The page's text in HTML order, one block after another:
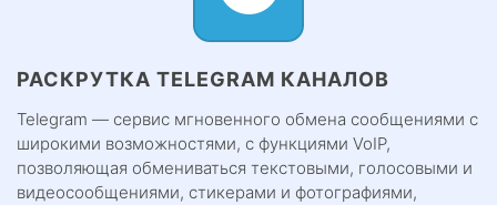
РАСКРУТКА TELEGRAM КАНАЛОВ
Telegram — сервис мгновенного обмена сообщениями с
широкими возможностями, с функциями VoIP,
позволяющая обмениваться текстовыми, голосовыми и
видеосообщениями, стикерами и фотографиями,